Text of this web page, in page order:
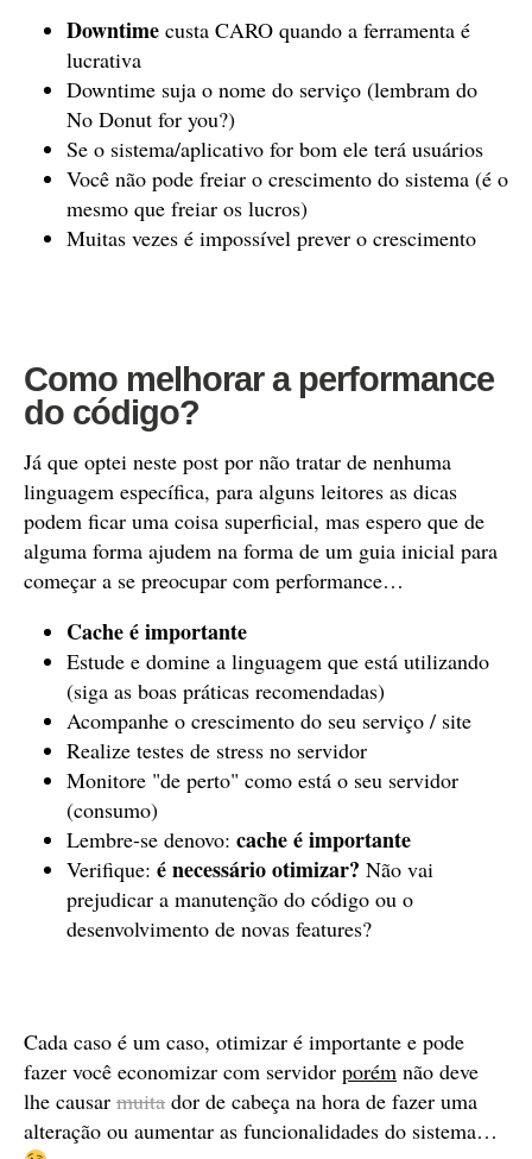
Downtime custa CARO quando a ferramenta é
lucrativa
Downtime suja o nome do serviço (lembram do
No Donut for you?)
Se o sistema/aplicativo for bom ele terá usuários
Você não pode freiar o crescimento do sistema (é o
mesmo que freiar os lucros)
Muitas vezes é impossível prever o crescimento
Como melhorar a performance
do código?
Já que optei neste post por não tratar de nenhuma
linguagem específica, para alguns leitores as dicas
podem ficar uma coisa superficial, mas espero que de
alguma forma ajudem na forma de um guia inicial para
começar a se preocupar com performance…
Cache é importante
Estude e domine a linguagem que está utilizando
(siga as boas práticas recomendadas)
Acompanhe o crescimento do seu serviço / site
Realize testes de stress no servidor
Monitore "de perto" como está o seu servidor
(consumo)
Lembre-se denovo: cache é importante
Verifique: é necessário otimizar? Não vai
prejudicar a manutenção do código ou o
desenvolvimento de novas features?
Cada caso é um caso, otimizar é importante e pode
fazer você economizar com servidor porém não deve
lhe causar muita dor de cabeça na hora de fazer uma
alteração ou aumentar as funcionalidades do sistema…